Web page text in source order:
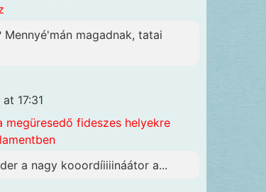
Mennyé'mán magadnak, tatai
17:31
megüresedő fideszes helyekre
a nagy kooordíiiiináátor a...